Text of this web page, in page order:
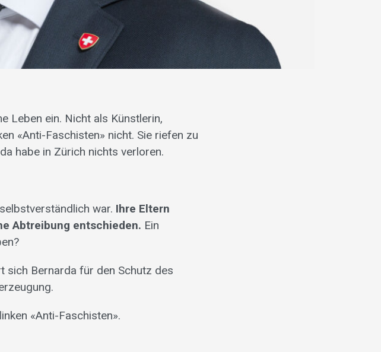
Leben ein. Nicht als Künstlerin,
«Anti-Faschisten» nicht. Sie riefen zu
habe in Zürich nichts verloren.
war. Ihre Eltern
Abtreibung entschieden. Ein
sich Bernarda für den Schutz des
«Anti-Faschisten».